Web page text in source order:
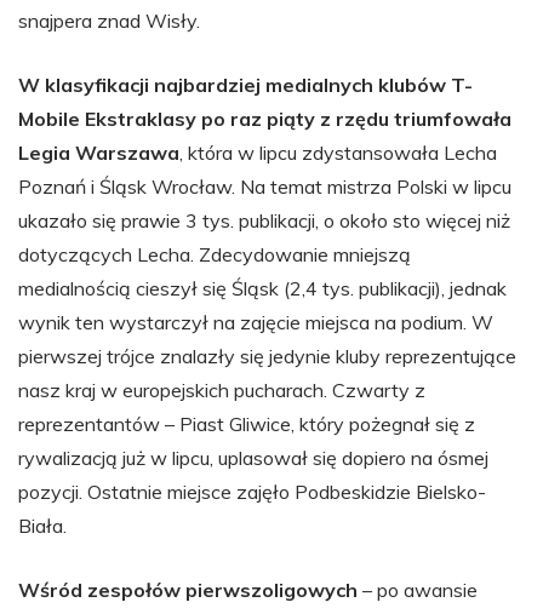
snajpera znad Wisły.
W klasyfikacji najbardziej medialnych klubów T-
Mobile Ekstraklasy po raz piąty z rzędu triumfowała
Legia Warszawa , która w lipcu zdystansowała Lecha
Poznań i Śląsk Wrocław. Na temat mistrza Polski w lipcu
ukazało się prawie 3 tys. publikacji, o około sto więcej niż
dotyczących Lecha. Zdecydowanie mniejszą
medialnością cieszył się Śląsk (2,4 tys. publikacji), jednak
wynik ten wystarczył na zajęcie miejsca na podium. W
pierwszej trójce znalazły się jedynie kluby reprezentujące
nasz kraj w europejskich pucharach. Czwarty z
reprezentantów – Piast Gliwice, który pożegnał się z
rywalizacją już w lipcu, uplasował się dopiero na ósmej
pozycji. Ostatnie miejsce zajęło Podbeskidzie Bielsko-
Biała.
Wśród zespołów pierwszoligowych – po awansie